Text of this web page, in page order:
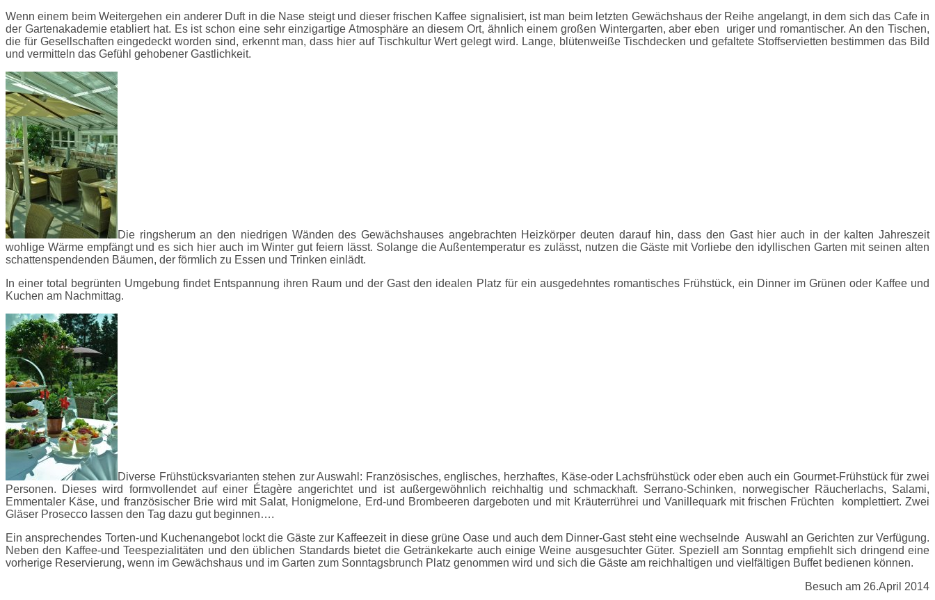
Wenn einem beim Weitergehen ein anderer Duft in die Nase steigt und dieser frischen Kaffee signalisiert, ist man beim letzten Gewächshaus der Reihe angelangt, in dem sich das Cafe in
der Gartenakademie etabliert hat. Es ist schon eine sehr einzigartige Atmosphäre an diesem Ort, ähnlich einem großen Wintergarten, aber eben uriger und romantischer. An den Tischen,
die für Gesellschaften eingedeckt worden sind, erkennt man, dass hier auf Tischkultur Wert gelegt wird. Lange, blütenweiße Tischdecken und gefaltete Stoffservietten bestimmen das Bild
und vermitteln das Gefühl gehobener Gastlichkeit.
Die ringsherum an den niedrigen Wänden des Gewächshauses angebrachten Heizkörper deuten darauf hin, dass den Gast hier auch in der kalten Jahreszeit
wohlige Wärme empfängt und es sich hier auch im Winter gut feiern lässt. Solange die Außentemperatur es zulässt, nutzen die Gäste mit Vorliebe den idyllischen Garten mit seinen alten
schattenspendenden Bäumen, der förmlich zu Essen und Trinken einlädt.
In einer total begrünten Umgebung findet Entspannung ihren Raum und der Gast den idealen Platz für ein ausgedehntes romantisches Frühstück, ein Dinner im Grünen oder Kaffee und
Kuchen am Nachmittag.
Diverse Frühstücksvarianten stehen zur Auswahl: Französisches, englisches, herzhaftes, Käse-oder Lachsfrühstück oder eben auch ein Gourmet-Frühstück für zwei
Personen. Dieses wird formvollendet auf einer Étagère angerichtet und ist außergewöhnlich reichhaltig und schmackhaft. Serrano-Schinken, norwegischer Räucherlachs, Salami,
Emmentaler Käse, und französischer Brie wird mit Salat, Honigmelone, Erd-und Brombeeren dargeboten und mit Kräuterrührei und Vanillequark mit frischen Früchten komplettiert. Zwei
Gläser Prosecco lassen den Tag dazu gut beginnen….
Ein ansprechendes Torten-und Kuchenangebot lockt die Gäste zur Kaffeezeit in diese grüne Oase und auch dem Dinner-Gast steht eine wechselnde Auswahl an Gerichten zur Verfügung.
Neben den Kaffee-und Teespezialitäten und den üblichen Standards bietet die Getränkekarte auch einige Weine ausgesuchter Güter. Speziell am Sonntag empfiehlt sich dringend eine
vorherige Reservierung, wenn im Gewächshaus und im Garten zum Sonntagsbrunch Platz genommen wird und sich die Gäste am reichhaltigen und vielfältigen Buffet bedienen können.
Besuch am 26.April 2014